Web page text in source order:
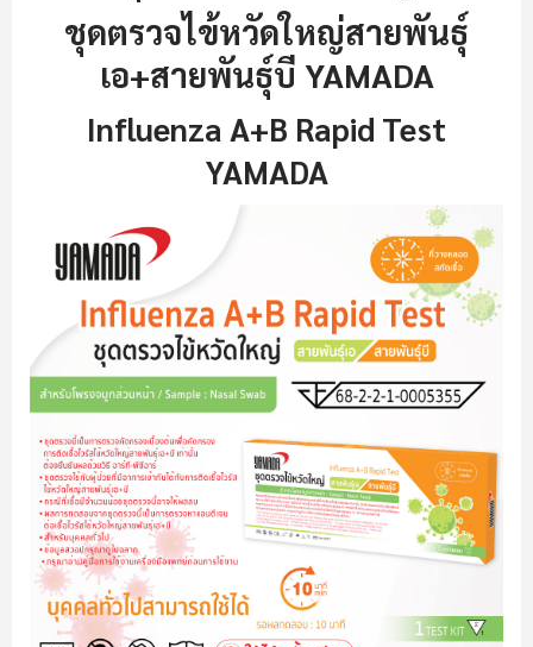
ชุดตรวจไข้หวัดใหญ่สายพันธุ์
เอ+สายพันธุ์บี YAMADA
Influenza A+B Rapid Test
YAMADA